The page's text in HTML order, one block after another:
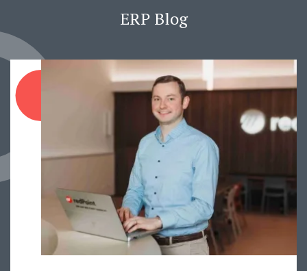
ERP Blog